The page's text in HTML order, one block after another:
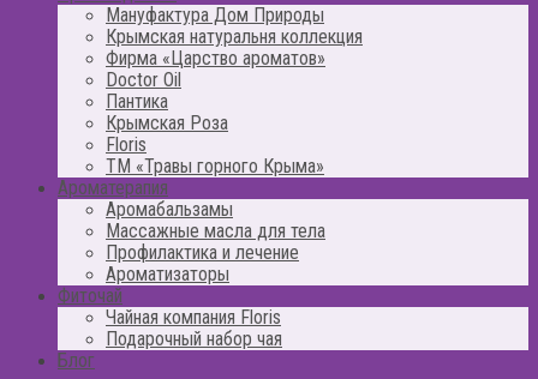
Мануфактура Дом Природы
Крымская натуральня коллекция
Фирма «Царство ароматов»
Doctor Oil
Пантика
Крымская Роза
Floris
ТМ «Травы горного Крыма»
Ароматерапия
Аромабальзамы
Массажные масла для тела
Профилактика и лечение
Ароматизаторы
Фиточай
Чайная компания Floris
Подарочный набор чая
Блог